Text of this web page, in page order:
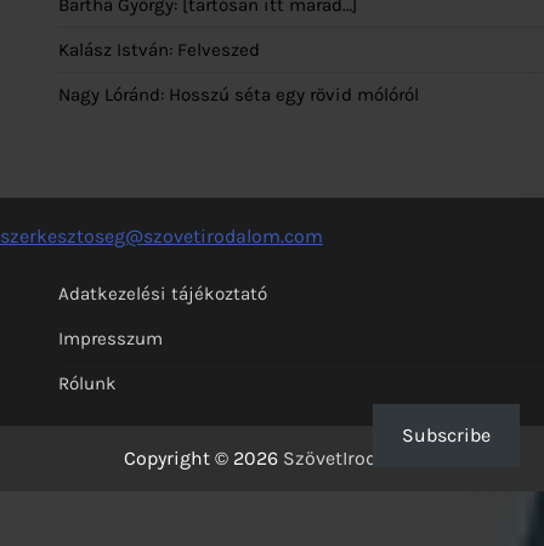
Bartha György: [tartósan itt marad…]
Kalász István: Felveszed
Nagy Lóránd: Hosszú séta egy rövid mólóról
szerkesztoseg@szovetirodalom.com
Adatkezelési tájékoztató
Impresszum
Rólunk
Copyright © 2026 SzövetIrodalom
Subscribe